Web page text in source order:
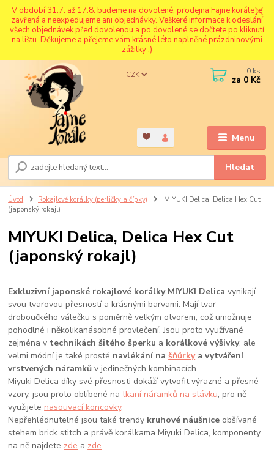
V období 31.7. až 17.8. budeme na dovolené, prodejna Fajne korále je
zavřená a neexpedujeme ani objednávky. Veškeré informace k odeslání
všech objednávek před dovolenou a po dovolené se dočtete po kliknutí
na lištu. Děkujeme a přejeme vám krásné léto naplněné prázdninovými
zážitky :)
Menu
CZK
Hledat
0 ks
za 0 Kč
Úvod Rokajlové korálky (perličky a čípky)
MIYUKI Delica, Delica Hex Cut
(japonský rokajl)
MIYUKI Delica, Delica Hex Cut
(japonský rokajl)
Exkluzivní japonské rokajlové korálky MIYUKI Delica vynikají
svou tvarovou přesností a krásnými barvami. Mají tvar
droboučkého válečku s poměrně velkým otvorem, což umožnuje
pohodlné i několikanásobné provlečení. Jsou proto využívané
zejména v technikách šitého šperku a korálkové výšivky, ale
velmi módní je také prosté navlékání našňůrkya vytváření
vrstvených náramků v jedinečných kombinacích.
Miyuki Delica díky své přesnosti dokáží vytvořit výrazné a přesné
vzory, jsou proto oblíbené natkaní náramků na stávku, pro ně
využijete nasouvací koncovky.
Nepřehlédnutelné jsou také trendy kruhové náušnice obšívané
stehem brick stitch a právě korálkama Miyuki Delica, komponenty
na ně najdete zde a zde.